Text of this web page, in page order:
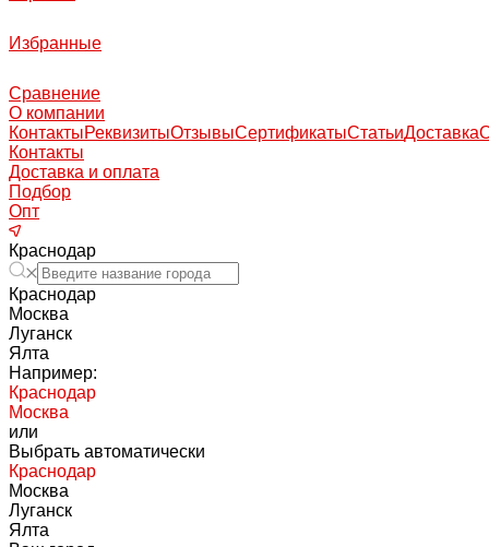
Избранные
Сравнение
О компании
КонтактыРеквизитыОтзывыСертификатыСтатьиДоставка
Контакты
Доставка и оплата
Подбор
Опт
Краснодар
Краснодар
Москва
Луганск
Ялта
Например:
Краснодар
Москва
или
Выбрать автоматически
Краснодар
Москва
Луганск
Ялта